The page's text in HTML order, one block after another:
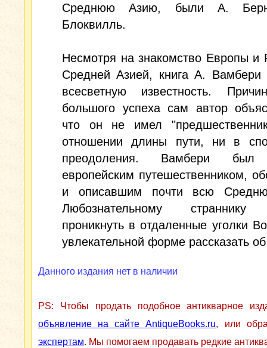
Среднюю Азию, были А.
Блоквилль.
Несмотря на знакомство Европы и
Средней Азией, книга А. Вамбери
всесветную известность.
большого успеха сам автор
что он не имел
отношении длины пути, ни в
преодоления. Вамбери был
европейским путешественником,
и описавшим почти всю
Любознательному страннику
проникнуть в отдаленные уголки
увлекательной форме рассказать
Данного издания нет в наличии
PS: Чтобы продать подобное антикварное
объявление на сайте AntiqueBooks.ru, или
экспертам. Мы помогаем продавать редкие